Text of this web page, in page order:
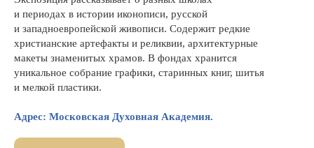
и периодах в истории иконописи, русской
и западноевропейской живописи. Содержит редкие
христианские артефакты и реликвии, архитектурные
макеты знаменитых храмов. В фондах хранится
уникальное собрание графики, старинных книг, шитья
и мелкой пластики.
Адрес: Московская Духовная Академия.